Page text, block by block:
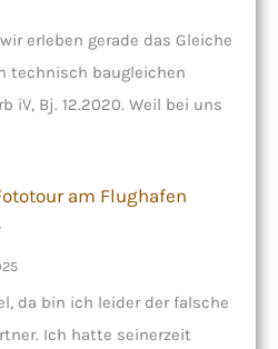
erleben gerade das Gleiche
technisch baugleichen
iV, Bj. 12.2020. Weil bei uns
am Flughafen
da bin ich leider der falsche
Ich hatte seinerzeit